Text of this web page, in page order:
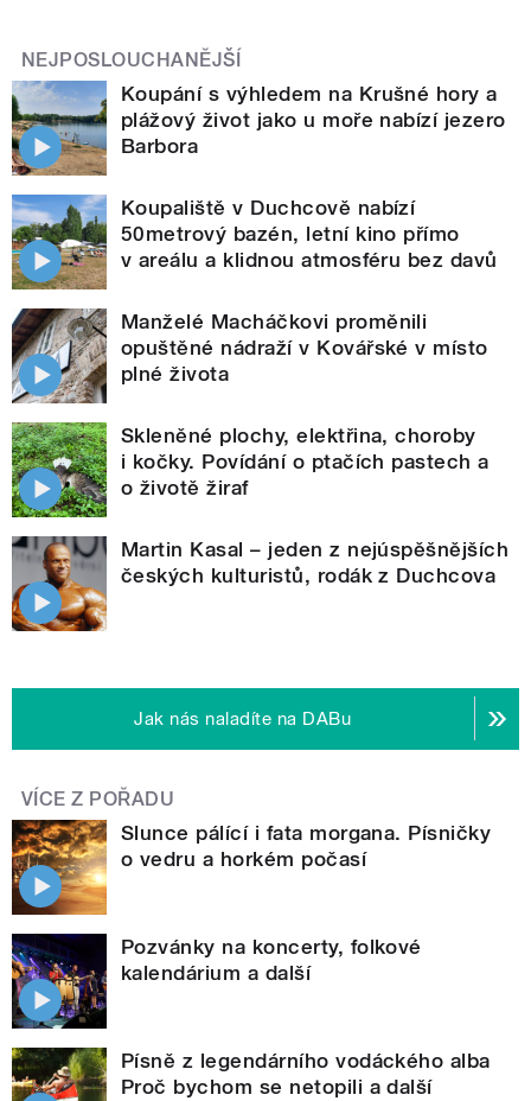
NEJPOSLOUCHANĚJŠÍ
Koupání s výhledem na Krušné hory a
plážový život jako u moře nabízí jezero
Barbora
Koupaliště v Duchcově nabízí
50metrový bazén, letní kino přímo
v areálu a klidnou atmosféru bez davů
Manželé Macháčkovi proměnili
opuštěné nádraží v Kovářské v místo
plné života
Skleněné plochy, elektřina, choroby
i kočky. Povídání o ptačích pastech a
o životě žiraf
Martin Kasal – jeden z nejúspěšnějších
českých kulturistů, rodák z Duchcova
Jak nás naladíte na DABu
VÍCE Z POŘADU
Slunce pálící i fata morgana. Písničky
o vedru a horkém počasí
Pozvánky na koncerty, folkové
kalendárium a další
Písně z legendárního vodáckého alba
Proč bychom se netopili a další